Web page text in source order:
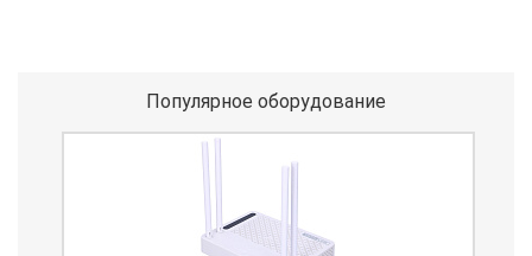
Популярное оборудование